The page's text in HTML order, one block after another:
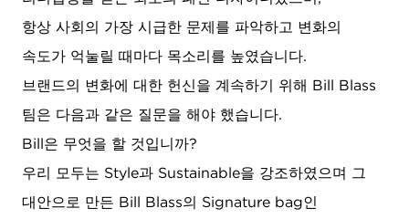
항상 사회의 가장 시급한 문제를 파악하고 변화의
속도가 억눌릴 때마다 목소리를 높였습니다.
브랜드의 변화에 대한 헌신을 계속하기 위해 Bill Blass
팀은 다음과 같은 질문을 해야 했습니다.
Bill은 무엇을 할 것입니까?
우리 모두는 Style과 Sustainable을 강조하였으며 그
대안으로 만든 Bill Blass의 Signature bag인